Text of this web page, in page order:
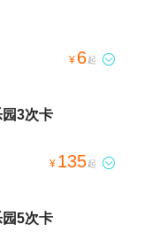
¥ 6起 
3次卡
¥ 135起 
5次卡